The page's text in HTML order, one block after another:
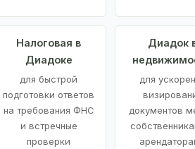
Налоговая в
Диадоке
для быстрой
подготовки ответов
на требования ФНС
и встречные
проверки
Диадок
для
документов